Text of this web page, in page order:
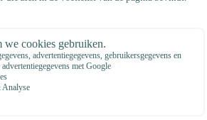
– opvallende
425 Type II in Diamond-kleuren
. Deze
bij al uw projecten.